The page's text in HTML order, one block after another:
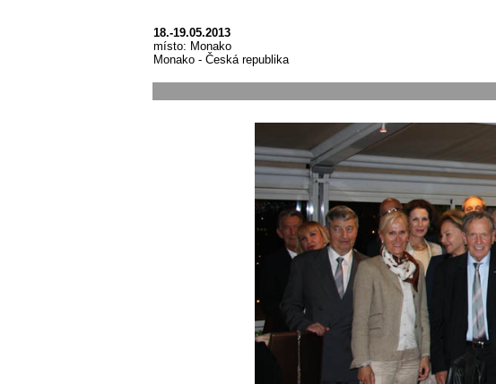
18.-19.05.2013
místo: Monako
Monako - Česká republika